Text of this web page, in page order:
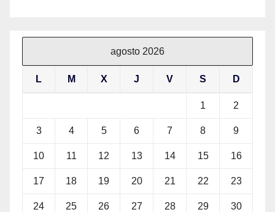
agosto 2026
L M X J V S D
1 2
3 4 5 6 7 8 9
10 11 12 13 14 15 16
17 18 19 20 21 22 23
24 25 26 27 28 29 30